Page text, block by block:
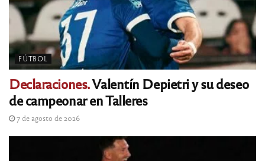
FÚTBOL
Declaraciones.Valentín Depietri y su deseo
de campeonar en Talleres
7 de agosto de 2026